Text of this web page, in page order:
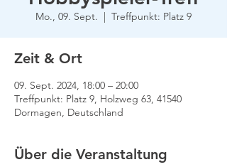
Mo., 09. Sept.
  |
Treffpunkt: Platz 9
Zeit & Ort
09. Sept. 2024, 18:00 – 20:00
Treffpunkt: Platz 9, Holzweg 63, 41540
Dormagen, Deutschland
Über die Veranstaltung